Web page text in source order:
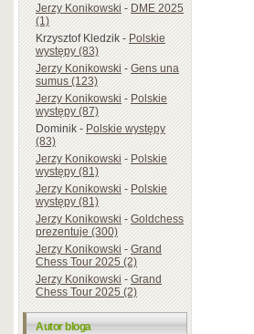
Jerzy Konikowski-DME 2025
(1)
Krzysztof Kledzik-Polskie
występy (83)
Jerzy Konikowski-Gens una
sumus (123)
Jerzy Konikowski-Polskie
występy (87)
Dominik-Polskie występy
(83)
Jerzy Konikowski-Polskie
występy (81)
Jerzy Konikowski-Polskie
występy (81)
Jerzy Konikowski-Goldchess
prezentuje (300)
Jerzy Konikowski-Grand
Chess Tour 2025 (2)
Jerzy Konikowski-Grand
Chess Tour 2025 (2)
Autor bloga